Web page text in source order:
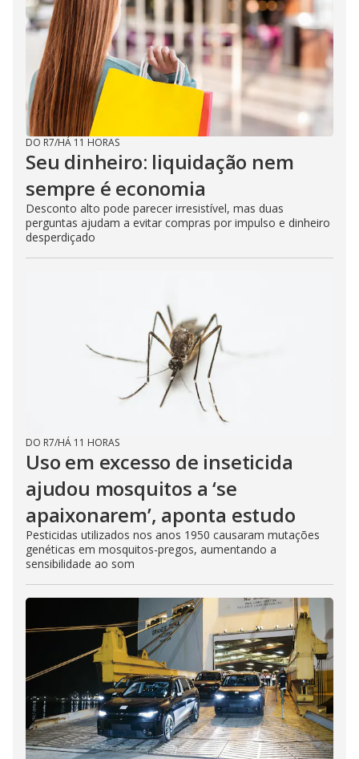
DO R7/HÁ 11 HORAS
Seu dinheiro: liquidação nem
sempre é economia
Desconto alto pode parecer irresistível, mas duas
perguntas ajudam a evitar compras por impulso e dinheiro
desperdiçado
DO R7/HÁ 11 HORAS
Uso em excesso de inseticida
ajudou mosquitos a ‘se
apaixonarem’, aponta estudo
Pesticidas utilizados nos anos 1950 causaram mutações
genéticas em mosquitos-pregos, aumentando a
sensibilidade ao som